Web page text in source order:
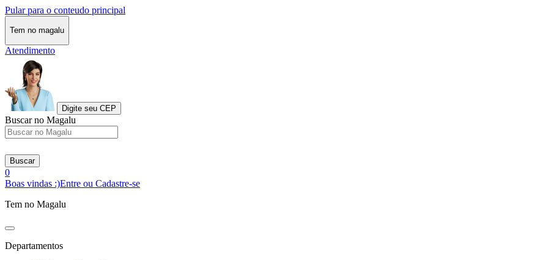
Pular para o conteudo principal
Tem no magalu
Atendimento
Digite seu CEP
Buscar no Magalu
Buscar
0
Boas vindas :)Entre ou Cadastre-se
Tem no Magalu
Departamentos